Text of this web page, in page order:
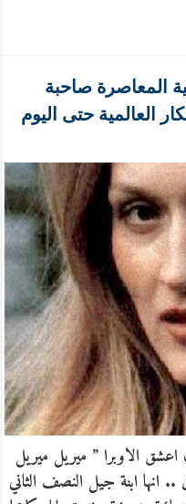
المعاصرة صاحبة
العالمية حتى اليوم
الاوبرا ” ميريل ميريل
انها ابنة جيل النصف الثاني